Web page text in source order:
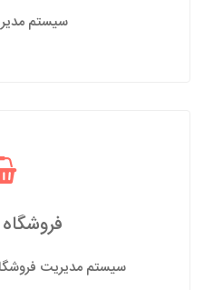
سیستم
فروشگاه
سیستم مدیریت